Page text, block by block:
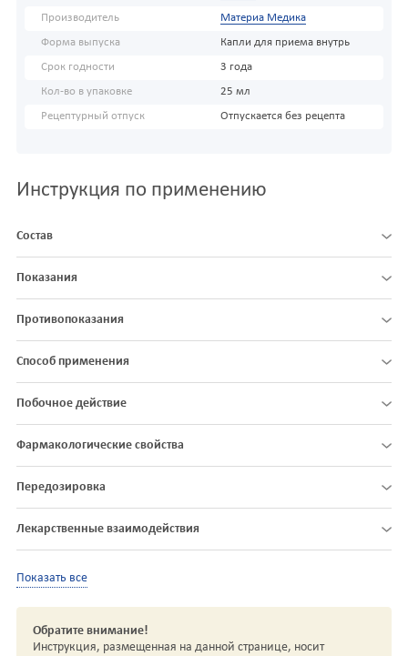
Производитель Материа Медика
Форма выпуска Капли для приема внутрь
Срок годности 3 года
Кол-во в упаковке 25 мл
Рецептурный отпуск Отпускается без рецепта
Инструкция по применению
Состав
Показания
Противопоказания
Способ применения
Побочное действие
Фармакологические свойства
Передозировка
Лекарственные взаимодействия
Показать все
Обратите внимание!
Инструкция, размещенная на данной странице, носит